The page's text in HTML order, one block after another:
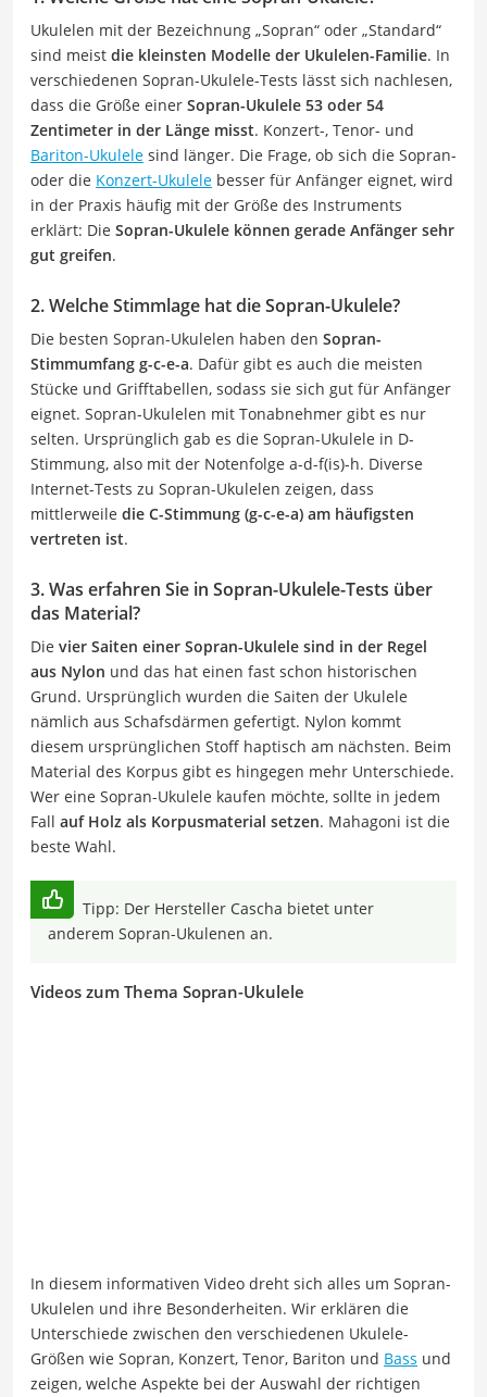
Ukulelen mit der Bezeichnung „Sopran“ oder „Standard“
sind meist die kleinsten Modelle der Ukulelen-Familie. In
verschiedenen Sopran-Ukulele-Tests lässt sich nachlesen,
dass die Größe einer Sopran-Ukulele 53 oder 54
Zentimeter in der Länge misst. Konzert-, Tenor- und
Bariton-Ukulele sind länger. Die Frage, ob sich die Sopran-
oder die Konzert-Ukulele besser für Anfänger eignet, wird
in der Praxis häufig mit der Größe des Instruments
erklärt: Die Sopran-Ukulele können gerade Anfänger sehr
gut greifen.
2. Welche Stimmlage hat die Sopran-Ukulele?
Die besten Sopran-Ukulelen haben den Sopran-
Stimmumfang g-c-e-a. Dafür gibt es auch die meisten
Stücke und Grifftabellen, sodass sie sich gut für Anfänger
eignet. Sopran-Ukulelen mit Tonabnehmer gibt es nur
selten. Ursprünglich gab es die Sopran-Ukulele in D-
Stimmung, also mit der Notenfolge a-d-f(is)-h. Diverse
Internet-Tests zu Sopran-Ukulelen zeigen, dass
mittlerweile die C-Stimmung (g-c-e-a) am häufigsten
vertreten ist.
3. Was erfahren Sie in Sopran-Ukulele-Tests über
das Material?
Die vier Saiten einer Sopran-Ukulele sind in der Regel
aus Nylon und das hat einen fast schon historischen
Grund. Ursprünglich wurden die Saiten der Ukulele
nämlich aus Schafsdärmen gefertigt. Nylon kommt
diesem ursprünglichen Stoff haptisch am nächsten. Beim
Material des Korpus gibt es hingegen mehr Unterschiede.
Wer eine Sopran-Ukulele kaufen möchte, sollte in jedem
Fall auf Holz als Korpusmaterial setzen. Mahagoni ist die
beste Wahl.
Tipp: Der Hersteller Cascha bietet unter
anderem Sopran-Ukulenen an.
Videos zum Thema Sopran-Ukulele
In diesem informativen Video dreht sich alles um Sopran-
Ukulelen und ihre Besonderheiten. Wir erklären die
Unterschiede zwischen den verschiedenen Ukulele-
Größen wie Sopran, Konzert, Tenor, Bariton und Bass und
zeigen, welche Aspekte bei der Auswahl der richtigen